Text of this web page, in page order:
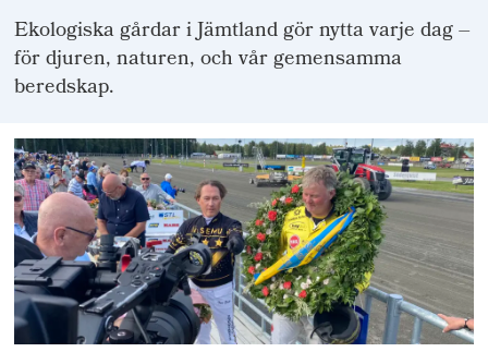
Ekologiska gårdar i Jämtland gör nytta varje dag –
för djuren, naturen, och vår gemensamma
beredskap.